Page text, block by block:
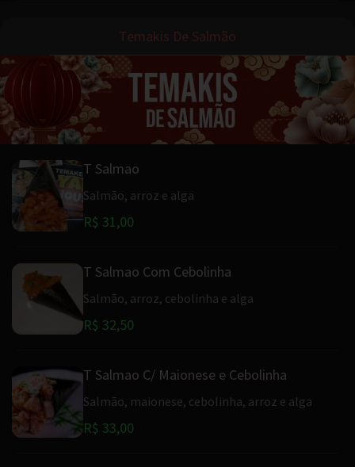
Temakis De Salmão
T Salmao
Salmão, arroz e alga
R$ 31,00
T Salmao Com Cebolinha
Salmão, arroz, cebolinha e alga
R$ 32,50
T Salmao C/ Maionese e Cebolinha
Salmão, maionese, cebolinha, arroz e alga
R$ 33,00